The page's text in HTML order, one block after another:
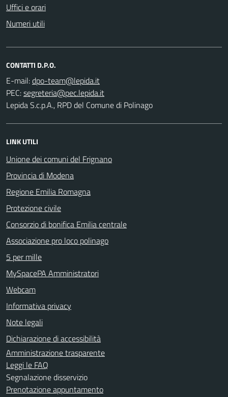
Uffici e orari
Numeri utili
CONTATTI D.P.O.
E-mail:
PEC:
Lepida S.c.p.A., RPD del Comune di Polinago
LINK UTILI
Unione dei comuni del Frignano
Provincia di Modena
Regione Emilia Romagna
Protezione civile
Consorzio di bonifica Emilia centrale
Associazione pro loco polinago
5 per mille
MySpacePA Amministratori
Webcam
Informativa privacy
Note legali
Dichiarazione di accessibilità
Amministrazione trasparente
Leggi le FAQ
Segnalazione disservizio
Prenotazione appuntamento